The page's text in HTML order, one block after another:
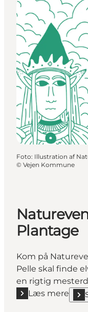
Foto: Illustration af
© Vejen Kommune
Plantage
Kom på
Pelle skal finde
en rigtig
Læs mere
Læs mere